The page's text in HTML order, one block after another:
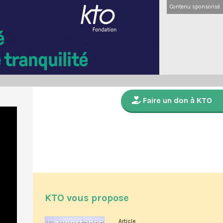
Contenu sponsorisé
Faire un don à KTO
KTO vous propose
Article